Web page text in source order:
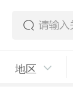
地区